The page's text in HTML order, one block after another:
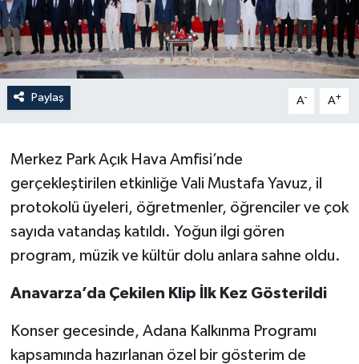
Paylaş A- A+
Merkez Park Açık Hava Amfisi’nde
gerçekleştirilen etkinliğe Vali Mustafa Yavuz, il
protokolü üyeleri, öğretmenler, öğrenciler ve çok
sayıda vatandaş katıldı. Yoğun ilgi gören
program, müzik ve kültür dolu anlara sahne oldu.
Anavarza’da Çekilen Klip İlk Kez Gösterildi
Konser gecesinde, Adana Kalkınma Programı
kapsamında hazırlanan özel bir gösterim de